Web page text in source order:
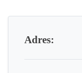
Adres: